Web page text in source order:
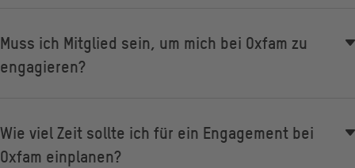
Muss ich Mitglied sein, um mich bei Oxfam zu
engagieren?
Wie viel Zeit sollte ich für ein Engagement bei
Oxfam einplanen?